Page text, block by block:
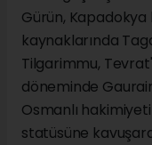
Gürün,
kaynaklarında
Tilgarimmu,
döneminde
Osmanlı
statüsüne